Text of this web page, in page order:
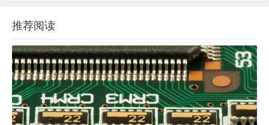
推荐阅读